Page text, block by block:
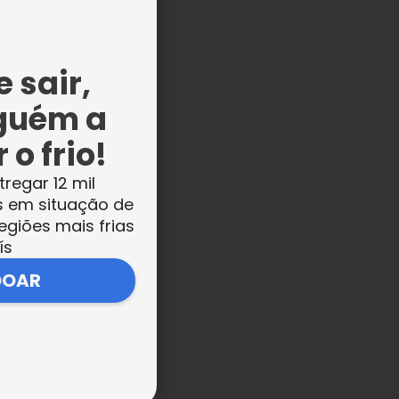
sair,
a
o frio!
12 mil
em situação de
mais frias